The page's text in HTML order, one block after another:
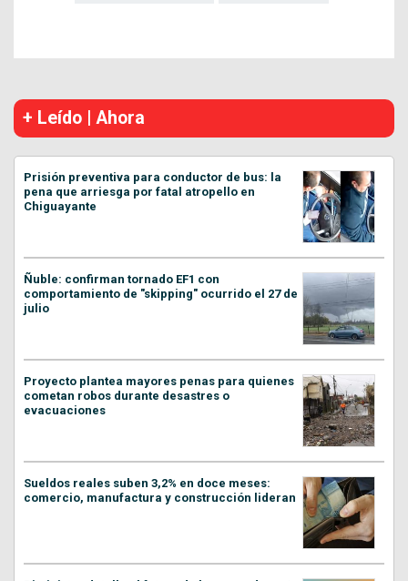
+ Leído | Ahora
Prisión preventiva para conductor de bus: la
pena que arriesga por fatal atropello en
Chiguayante
Ñuble: confirman tornado EF1 con
comportamiento de "skipping" ocurrido el 27 de
julio
Proyecto plantea mayores penas para quienes
cometan robos durante desastres o
evacuaciones
Sueldos reales suben 3,2% en doce meses:
comercio, manufactura y construcción lideran